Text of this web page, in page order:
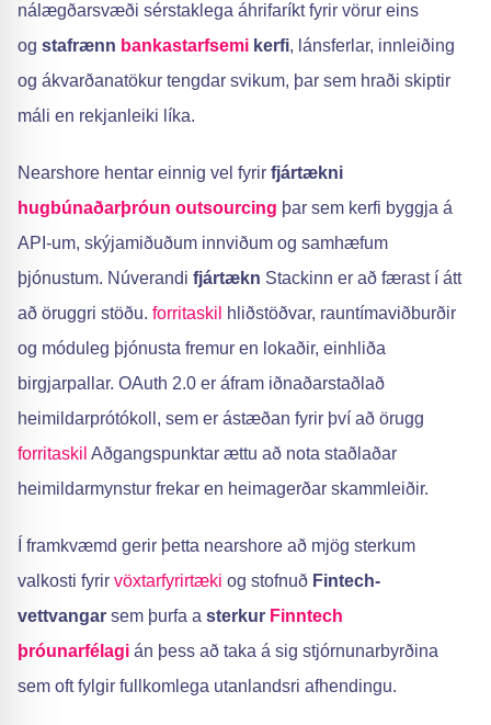
nálægðarsvæði sérstaklega áhrifaríkt fyrir vörur eins
og stafrænn bankastarfsemi kerfi, lánsferlar, innleiðing
og ákvarðanatökur tengdar svikum, þar sem hraði skiptir
máli en rekjanleiki líka.
Nearshore hentar einnig vel fyrir fjártækni
hugbúnaðarþróun outsourcing þar sem kerfi byggja á
API-um, skýjamiðuðum innviðum og samhæfum
þjónustum. Núverandi fjártækn Stackinn er að færast í átt
að öruggri stöðu. forritaskil
hliðstöðvar, rauntímaviðburðir
og móduleg þjónusta fremur en lokaðir, einhliða
birgjarpallar. OAuth 2.0 er áfram iðnaðarstaðlað
heimildarprótókoll, sem er ástæðan fyrir því að örugg
forritaskil Aðgangspunktar ættu að nota staðlaðar
heimildarmynstur frekar en heimagerðar skammleiðir.
Í framkvæmd gerir þetta nearshore að mjög sterkum
valkosti fyrir vöxtarfyrirtæki og stofnuð Fintech-
vettvangar sem þurfa a sterkur Finntech
þróunarfélagi án þess að taka á sig stjórnunarbyrðina
sem oft fylgir fullkomlega utanlandsri afhendingu.